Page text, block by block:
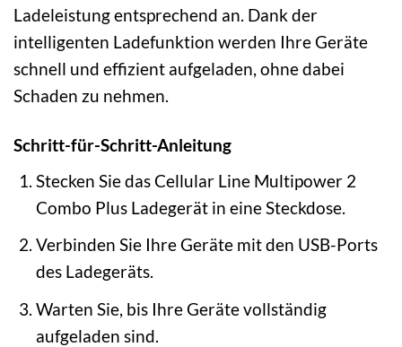
Ladeleistung entsprechend an. Dank der
intelligenten Ladefunktion werden Ihre Geräte
schnell und effizient aufgeladen, ohne dabei
Schaden zu nehmen.
Schritt-für-Schritt-Anleitung
Stecken Sie das Cellular Line Multipower 2
Combo Plus Ladegerät in eine Steckdose.
Verbinden Sie Ihre Geräte mit den USB-Ports
des Ladegeräts.
Warten Sie, bis Ihre Geräte vollständig
aufgeladen sind.